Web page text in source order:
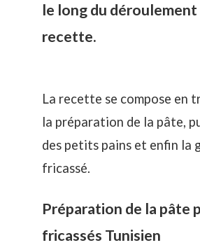
le long du déroulement
recette.
La recette se compose en
la préparation de la pâte,
des petits pains et enfin la
fricassé.
Préparation de la pâte
fricassés Tunisien